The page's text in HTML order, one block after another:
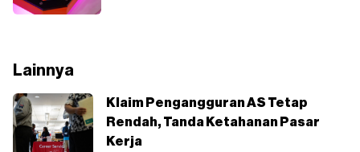
Lainnya
Klaim Pengangguran AS Tetap
Rendah, Tanda Ketahanan Pasar
Kerja